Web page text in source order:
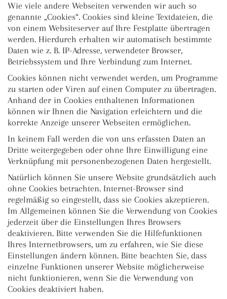
Wie viele andere Webseiten verwenden wir auch so
genannte „Cookies“. Cookies sind kleine Textdateien, die
von einem Websiteserver auf Ihre Festplatte übertragen
werden. Hierdurch erhalten wir automatisch bestimmte
Daten wie z. B. IP-Adresse, verwendeter Browser,
Betriebssystem und Ihre Verbindung zum Internet.
Cookies können nicht verwendet werden, um Programme
zu starten oder Viren auf einen Computer zu übertragen.
Anhand der in Cookies enthaltenen Informationen
können wir Ihnen die Navigation erleichtern und die
korrekte Anzeige unserer Webseiten ermöglichen.
In keinem Fall werden die von uns erfassten Daten an
Dritte weitergegeben oder ohne Ihre Einwilligung eine
Verknüpfung mit personenbezogenen Daten hergestellt.
Natürlich können Sie unsere Website grundsätzlich auch
ohne Cookies betrachten. Internet-Browser sind
regelmäßig so eingestellt, dass sie Cookies akzeptieren.
Im Allgemeinen können Sie die Verwendung von Cookies
jederzeit über die Einstellungen Ihres Browsers
deaktivieren. Bitte verwenden Sie die Hilfefunktionen
Ihres Internetbrowsers, um zu erfahren, wie Sie diese
Einstellungen ändern können. Bitte beachten Sie, dass
einzelne Funktionen unserer Website möglicherweise
nicht funktionieren, wenn Sie die Verwendung von
Cookies deaktiviert haben.